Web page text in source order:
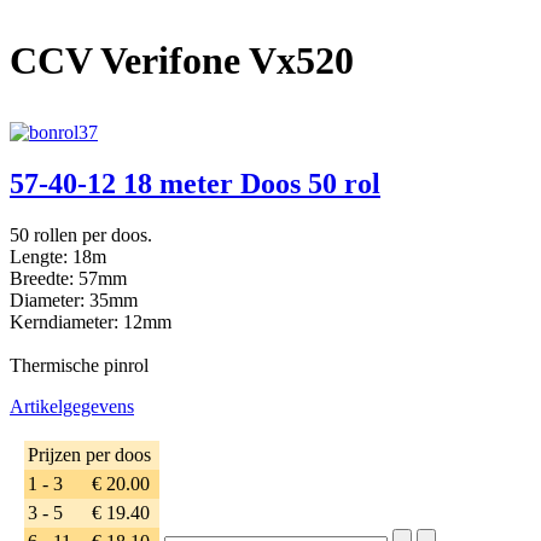
CCV Verifone Vx520
57-40-12 18 meter Doos 50 rol
50 rollen per doos.
Lengte: 18m
Breedte: 57mm
Diameter: 35mm
Kerndiameter: 12mm
Thermische pinrol
Artikelgegevens
Prijzen per doos
1 - 3
€ 20.00
3 - 5
€ 19.40